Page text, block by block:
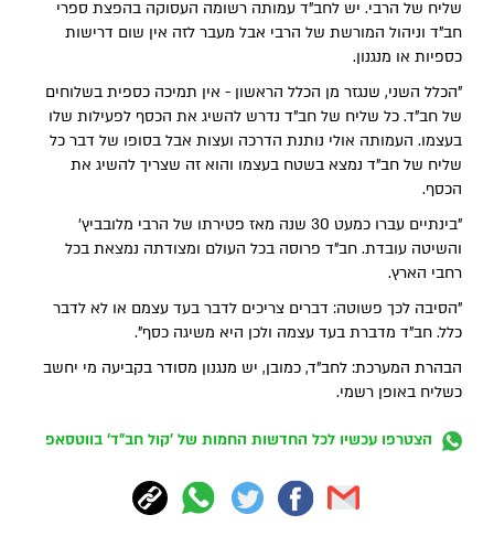
שליח של הרבי. יש לחב"ד עמותה רשומה העסוקה בהפצת ספרי
חב"ד וניהול המורשת של הרבי אבל מעבר לזה אין שום דרישות
כספיות או מנגנון.
"הכלל השני, שנגזר מן הכלל הראשון - אין תמיכה כספית בשלוחים
של חב"ד. כל שליח של חב"ד נדרש להשיג את הכסף לפעילות שלו
בעצמו. העמותה אולי נותנת הדרכה ועצות אבל בסופו של דבר כל
שליח של חב"ד נמצא בשטח בעצמו והוא זה שצריך להשיג את
הכסף.
"בינתיים עברו כמעט 30 שנה מאז פטירתו של הרבי מלובביץ'
והשיטה עובדת. חב"ד פרוסה בכל העולם ומצודתה נמצאת בכל
רחבי הארץ.
"הסיבה לכך פשוטה: דברים צריכים לדבר בעד עצמם או לא לדבר
כלל. חב"ד מדברת בעד עצמה ולכן היא משיגה כסף".
הבהרת המערכת: לחב"ד, כמובן, יש מנגנון מסודר בקביעה מי יחשב
כשליח באופן רשמי.
הצטרפו עכשיו לכל החדשות החמות של 'קול חב"ד' בווטסאפ